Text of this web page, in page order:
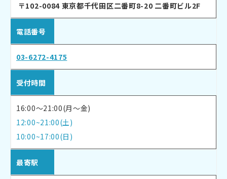
〒102-0084 東京都千代田区二番町8-20 二番町ビル2F
電話番号
03-6272-4175
受付時間
16:00〜21:00(月〜金)
12:00~21:00(土)
10:00~17:00(日)
最寄駅